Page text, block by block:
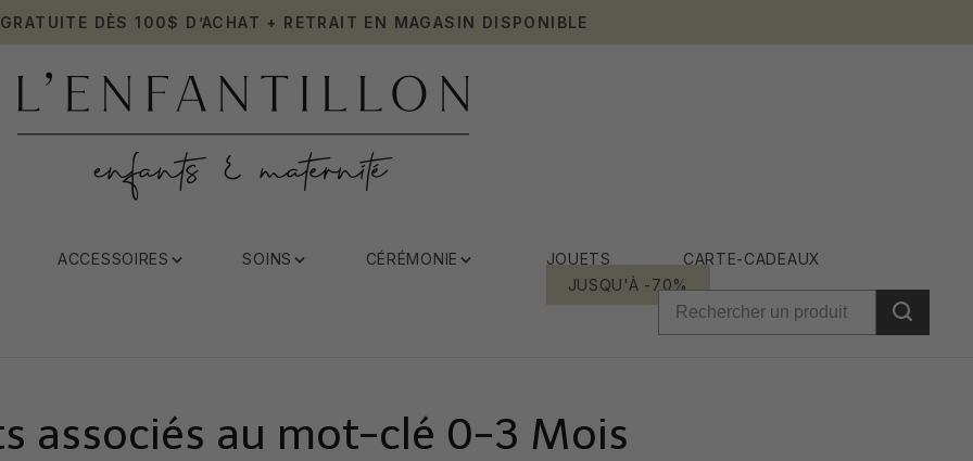
DÈS 100$ D’ACHAT + RETRAIT EN MAGASIN DISPONIBLE
ACCESSOIRES SOINS CÉRÉMONIE JOUETS
CARTE-CADEAUX
JUSQU'À -70%
associés au mot-clé 0-3 Mois